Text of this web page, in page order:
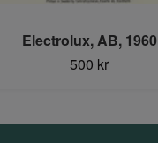
Electrolux, AB, 1960
500 kr